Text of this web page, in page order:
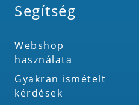
Segítség
Webshop
használata
Gyakran ismételt
kérdések